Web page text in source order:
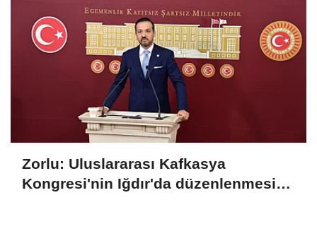
Zorlu: Uluslararası Kafkasya
Kongresi'nin Iğdır'da düzenlenmesi